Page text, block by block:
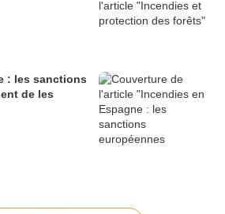
: les sanctions
de les